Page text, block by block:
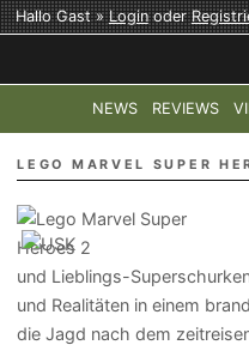
Hallo Gast »Loginoder
NEWS REVIEWS
TOP-THEMEN: COD:
LEGO MARVEL SUPER
und Lieblings-
und Realitäten in einem
die Jagd nach dem